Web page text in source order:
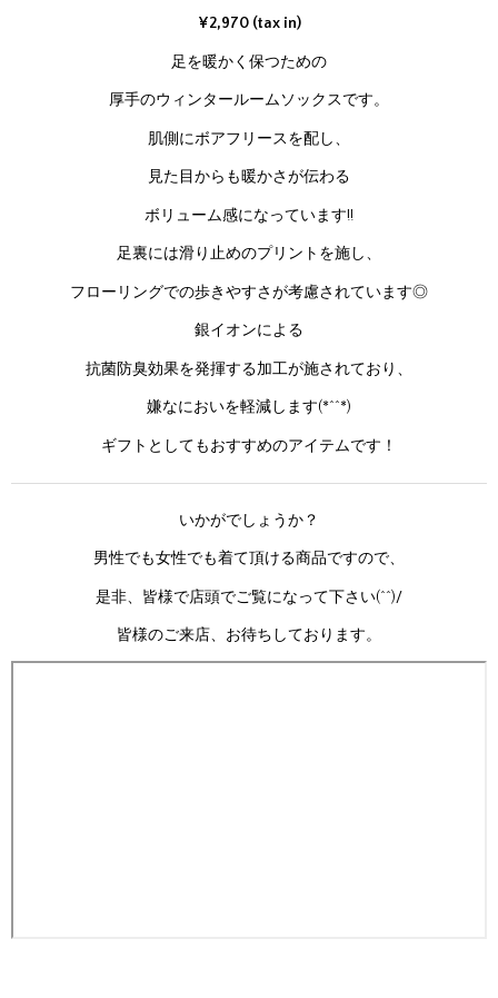
¥2,970 (tax in)
足を暖かく保つための
厚手のウィンタールームソックスです。
肌側にボアフリースを配し、
見た目からも暖かさが伝わる
ボリューム感になっています!!
足裏には滑り止めのプリントを施し、
フローリングでの歩きやすさが考慮されています◎
銀イオンによる
抗菌防臭効果を発揮する加工が施されており、
嫌なにおいを軽減します(*^^*)
ギフトとしてもおすすめのアイテムです！
いかがでしょうか？
男性でも女性でも着て頂ける商品ですので、
是非、皆様で店頭でご覧になって下さい(^^)/
皆様のご来店、お待ちしております。